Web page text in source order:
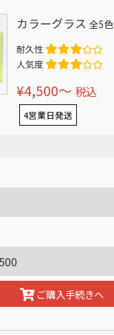
カラーグラス全5色
耐久性
人気度
¥4,500〜 税込
4営業日発送
ご購入手続きへ